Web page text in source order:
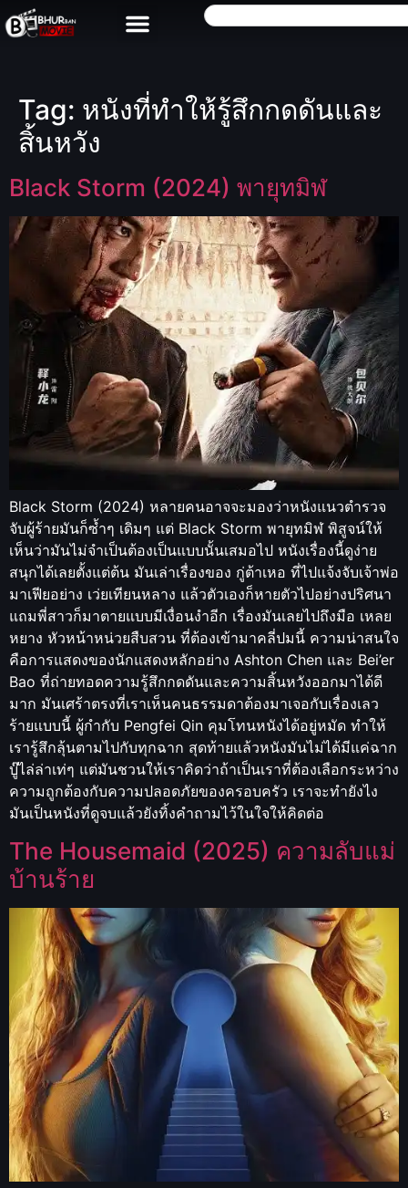
Tag: หนังที่ทำให้รู้สึกกดดันและ
สิ้นหวัง
Black Storm (2024) พายุทมิฬ
Black Storm (2024) หลายคนอาจจะมองว่าหนังแนวตำรวจ
จับผู้ร้ายมันก็ซ้ำๆ เดิมๆ แต่ Black Storm พายุทมิฬ พิสูจน์ให้
เห็นว่ามันไม่จำเป็นต้องเป็นแบบนั้นเสมอไป หนังเรื่องนี้ดูง่าย
สนุกได้เลยตั้งแต่ต้น มันเล่าเรื่องของ กู่ต้าเหอ ที่ไปแจ้งจับเจ้าพ่อ
มาเฟียอย่าง เว่ยเทียนหลาง แล้วตัวเองก็หายตัวไปอย่างปริศนา
แถมพี่สาวก็มาตายแบบมีเงื่อนงำอีก เรื่องมันเลยไปถึงมือ เหลย
หยาง หัวหน้าหน่วยสืบสวน ที่ต้องเข้ามาคลี่ปมนี้ ความน่าสนใจ
คือการแสดงของนักแสดงหลักอย่าง Ashton Chen และ Bei’er
Bao ที่ถ่ายทอดความรู้สึกกดดันและความสิ้นหวังออกมาได้ดี
มาก มันเศร้าตรงที่เราเห็นคนธรรมดาต้องมาเจอกับเรื่องเลว
ร้ายแบบนี้ ผู้กำกับ Pengfei Qin คุมโทนหนังได้อยู่หมัด ทำให้
เรารู้สึกลุ้นตามไปกับทุกฉาก สุดท้ายแล้วหนังมันไม่ได้มีแค่ฉาก
บู๊ไล่ล่าเท่ๆ แต่มันชวนให้เราคิดว่าถ้าเป็นเราที่ต้องเลือกระหว่าง
ความถูกต้องกับความปลอดภัยของครอบครัว เราจะทำยังไง
มันเป็นหนังที่ดูจบแล้วยังทิ้งคำถามไว้ในใจให้คิดต่อ
The Housemaid (2025) ความลับแม่
บ้านร้าย